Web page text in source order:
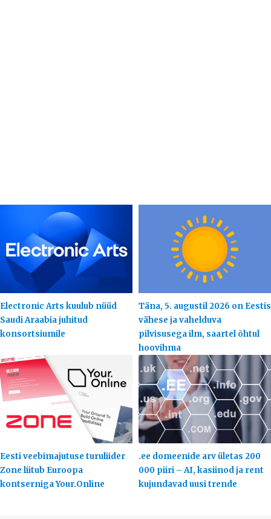
Electronic Arts kuulub nüüd
Saudi Araabia juhitud
konsortsiumile
Täna, 5. augustil 2026 on Eestis
vähese ja vahelduva
pilvisusega ilm, saartel õhtul
hoovihma
Eesti veebimajutuse turuliider
Zone liitub Euroopa
kontserniga Your.Online
.ee domeenide arv ületas 200
000 piiri – AI, kasiinod ja rent
kujundavad uusi trende